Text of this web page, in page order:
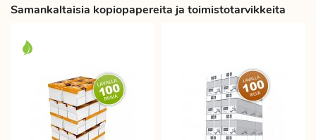
Samankaltaisia kopiopapereita ja toimistotarvikkeita